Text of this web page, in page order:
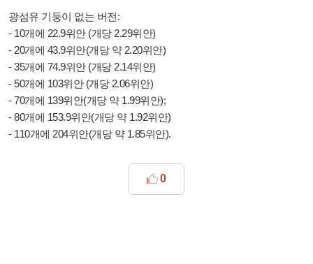
광섬유 기둥이 없는 버전:
- 10개에 22.9위안 (개당 2.29위안)
- 20개에 43.9위안(개당 약 2.20위안)
- 35개에 74.9위안 (개당 2.14위안)
- 50개에 103위안 (개당 2.06위안)
- 70개에 139위안(개당 약 1.99위안);
- 80개에 153.9위안(개당 약 1.92위안)
- 110개에 204위안(개당 약 1.85위안).
0